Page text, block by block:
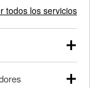
todos los servicios
y